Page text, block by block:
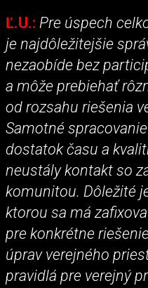
Ľ.U.: Pre úspech
je najdôležitejšie
nezaobíde bez
a môže prebiehať
od rozsahu riešenia
Samotné
dostatok času a
neustály kontakt so
komunitou. Dôležité
ktorou sa má
pre konkrétne
úprav verejného
pravidlá pre verejný